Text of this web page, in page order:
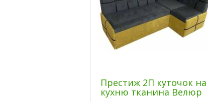
Престиж 2П куточок на
кухню тканина Велюр